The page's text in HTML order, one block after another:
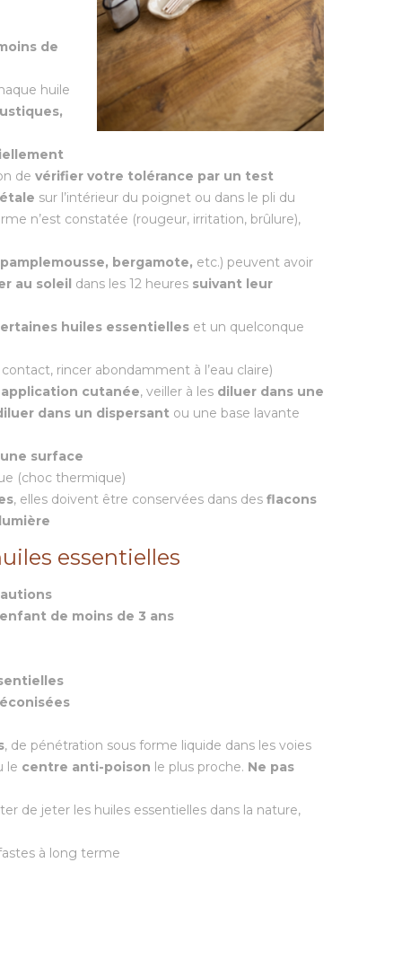
de
huile
de vérifier votre tolérance par un test
sur l’intérieur du poignet ou dans le pli du
n’est constatée (rougeur, irritation, brûlure),
pamplemousse, bergamote, etc.) peuvent avoir
au soleil dans les 12 heures suivant leur
huiles essentielles et un quelconque
rincer abondamment à l’eau claire)
application cutanée, veiller à les diluer dans une
dans un dispersant ou une base lavante
surface
(choc thermique)
, elles doivent être conservées dans des flacons
essentielles
de moins de 3 ans
, de pénétration sous forme liquide dans les voies
le centre anti-poison le plus proche. Ne pas
de jeter les huiles essentielles dans la nature,
à long terme